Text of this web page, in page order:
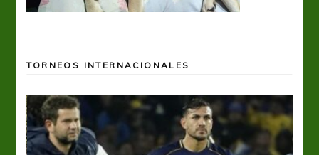
TORNEOS INTERNACIONALES